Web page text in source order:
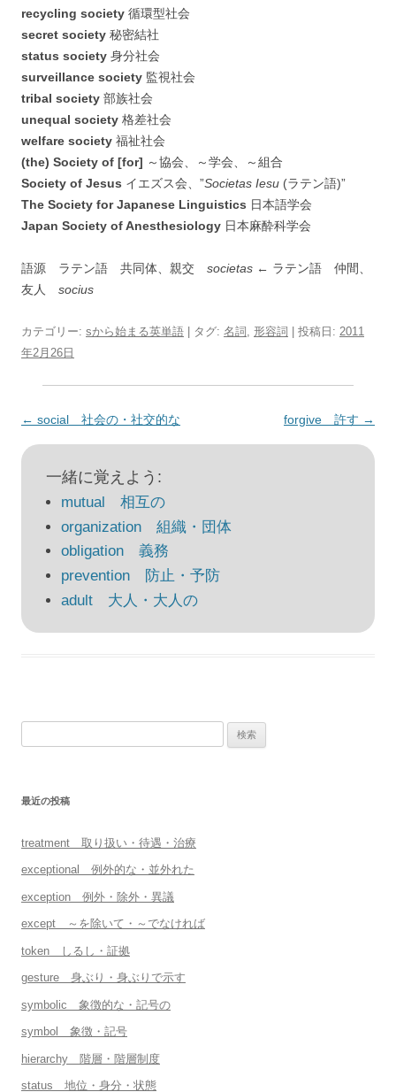
recycling society 循環型社会
secret society 秘密結社
status society 身分社会
surveillance society 監視社会
tribal society 部族社会
unequal society 格差社会
welfare society 福祉社会
(the) Society of [for] ～協会、～学会、～組合
Society of Jesus イエズス会、”Societas Iesu (ラテン語)”
The Society for Japanese Linguistics 日本語学会
Japan Society of Anesthesiology 日本麻酔科学会
語源 ラテン語 共同体、親交 societas ← ラテン語 仲間、
友人 socius
カテゴリー: sから始まる英単語 | タグ: 名詞 , 形容詞 | 投稿日: 2011
年2月26日
投
稿
ン
← social 社会の・社交的な forgive 許す →
一緒に覚えよう:
mutual 相互の
organization 組織・団体
obligation 義務
prevention 防止・予防
adult 大人・大人の
最近の投稿
treatment 取り扱い・待遇・治療
exceptional 例外的な・並外れた
exception 例外・除外・異議
except ～を除いて・～でなければ
token しるし・証拠
gesture 身ぶり・身ぶりで示す
symbolic 象徴的な・記号の
symbol 象徴・記号
hierarchy 階層・階層制度
status 地位・身分・状態